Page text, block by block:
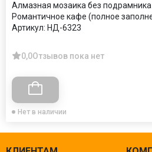
Алмазная мозаика без
Романтичное кафе (полное
Артикул: НД-6323
0,0Отзывов пока нет
Нет в наличии